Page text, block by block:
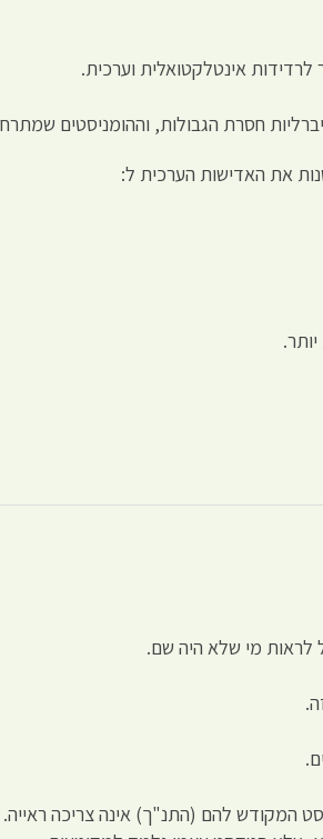
אינטלקטואלית וערכית.
חסרת הגבולות, וההומניסטים
את האדישות הערכית ל:
לראות מי שלא היה שם.
המקודש להם (התנ"ך) אינה צריכה